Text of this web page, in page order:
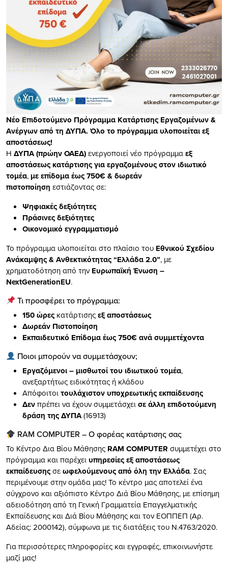
Νέο Επιδοτούμενο Πρόγραμμα Κατάρτισης Εργαζομένων &
Ανέργων από τη ΔΥΠΑ. Όλο το πρόγραμμα υλοποιείται εξ
αποστάσεως!
Η ΔΥΠΑ (πρώην ΟΑΕΔ)ενεργοποιεί νέο πρόγραμμαεξ
αποστάσεως κατάρτισης για εργαζομένους στον ιδιωτικό
τομέα, με επίδομα έως 750€ & δωρεάν
πιστοποίηση εστιάζοντας σε:
Ψηφιακές δεξιότητες
Πράσινες δεξιότητες
Οικονομικό εγγραμματισμό
Το πρόγραμμα υλοποιείται στο πλαίσιο του Εθνικού Σχεδίου
Ανάκαμψης & Ανθεκτικότητας “Ελλάδα 2.0”, με
χρηματοδότηση από την Ευρωπαϊκή Ένωση –
NextGenerationEU.
Τι προσφέρει το πρόγραμμα:
150 ώρες κατάρτισηςεξ αποστάσεως
Δωρεάν Πιστοποίηση
Εκπαιδευτικό Επίδομα έως 750€ ανά συμμετέχοντα
Ποιοι μπορούν να συμμετάσχουν;
Εργαζόμενοι – μισθωτοί του ιδιωτικού τομέα,
ανεξαρτήτως ειδικότητας ή κλάδου
Απόφοιτοιτουλάχιστον υποχρεωτικής εκπαίδευσης
Δενπρέπει να έχουν συμμετάσχεισε άλλη επιδοτούμενη
δράση της ΔΥΠΑ(16913)
RAM COMPUTER – Ο φορέας κατάρτισης σας
Το Κέντρο Δια Βίου Μάθησης RAM COMPUTER συμμετέχει στο
πρόγραμμα και παρέχει υπηρεσίες εξ αποστάσεως
εκπαίδευσηςσεωφελούμενους από όλη την Ελλάδα. Σας
περιμένουμε στην ομάδα μας! Το κέντρο μας αποτελεί ένα
σύγχρονο και αξιόπιστο Κέντρο Διά Βίου Μάθησης, με επίσημη
αδειοδότηση από τη Γενική Γραμματεία Επαγγελματικής
Εκπαίδευσης και Διά Βίου Μάθησης και τον ΕΟΠΠΕΠ (Αρ.
Αδείας: 2000142), σύμφωνα με τις διατάξεις του Ν.4763/2020.
Για περισσότερες πληροφορίες και εγγραφές, επικοινωνήστε
μαζί μας!